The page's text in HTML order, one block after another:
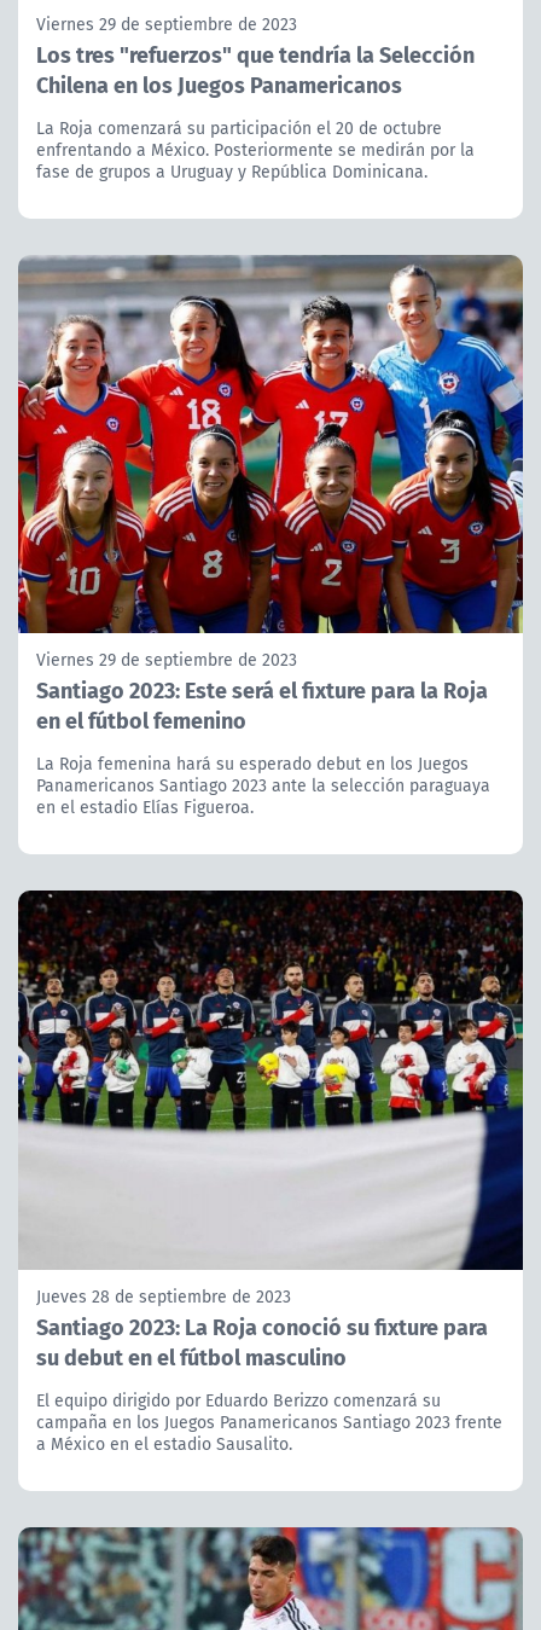
Viernes 29 de septiembre de 2023
Los tres "refuerzos" que tendría la Selección
Chilena en los Juegos Panamericanos
La Roja comenzará su participación el 20 de octubre
enfrentando a México. Posteriormente se medirán por la
fase de grupos a Uruguay y República Dominicana.
Viernes 29 de septiembre de 2023
Santiago 2023: Este será el fixture para la Roja
en el fútbol femenino
La Roja femenina hará su esperado debut en los Juegos
Panamericanos Santiago 2023 ante la selección paraguaya
en el estadio Elías Figueroa.
Jueves 28 de septiembre de 2023
Santiago 2023: La Roja conoció su fixture para
su debut en el fútbol masculino
El equipo dirigido por Eduardo Berizzo comenzará su
campaña en los Juegos Panamericanos Santiago 2023 frente
a México en el estadio Sausalito.